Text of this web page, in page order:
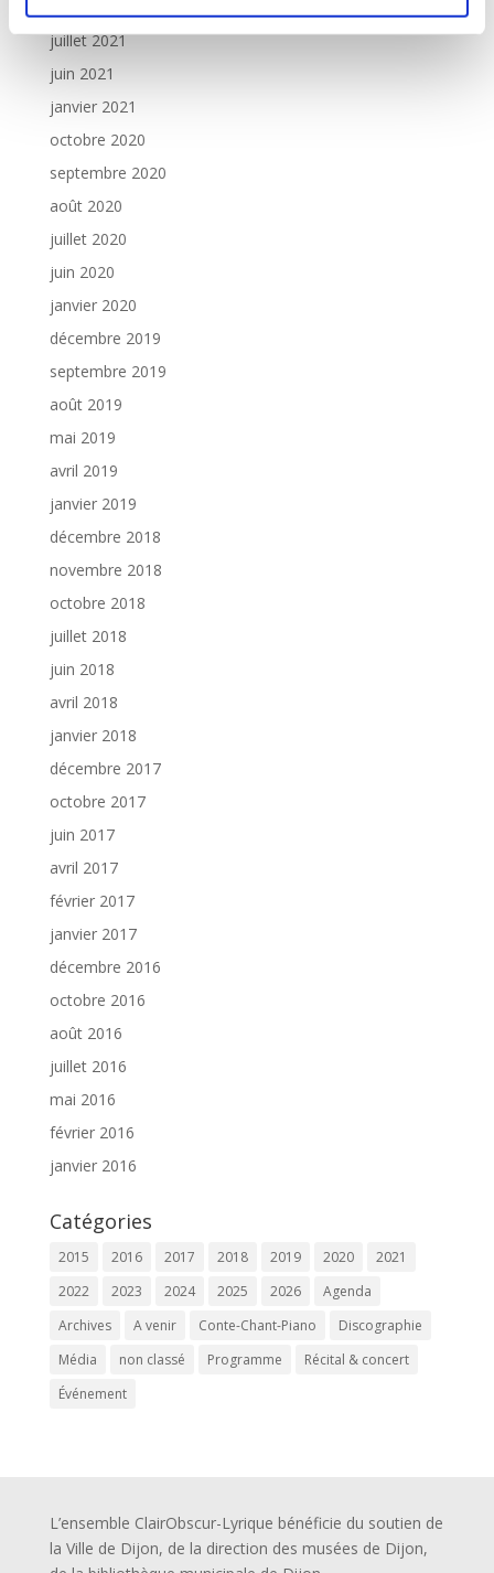
juillet 2021
juin 2021
janvier 2021
octobre 2020
septembre 2020
août 2020
juillet 2020
juin 2020
janvier 2020
décembre 2019
septembre 2019
août 2019
mai 2019
avril 2019
janvier 2019
décembre 2018
novembre 2018
octobre 2018
juillet 2018
juin 2018
avril 2018
janvier 2018
décembre 2017
octobre 2017
juin 2017
avril 2017
février 2017
janvier 2017
décembre 2016
octobre 2016
août 2016
juillet 2016
mai 2016
février 2016
janvier 2016
Catégories
2015 2016 2017 2018 2019 2020
2021
2022
2023 2024 2025 2026
Agenda
Archives
A venir Conte-Chant-Piano
Discographie
Média
non classé Programme
Récital & concert
Événement
L’ensemble ClairObscur-Lyrique bénéficie du soutien de
la Ville de Dijon, de la direction des musées de Dijon,